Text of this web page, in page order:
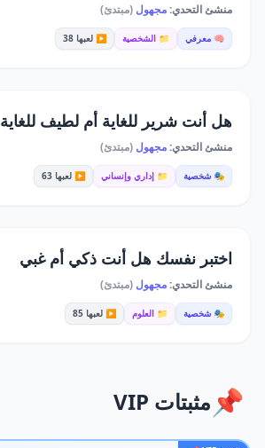
منشئ التحدي:مجهول (مبتدئ)
🧠 معرفي 📁 الشخصية ▶️ لعبها 38
هل أنت شرير للغاية أم لطيف للغاية
منشئ التحدي:مجهول (مبتدئ)
🎭 شخصية 📁 إداري وإنساني ▶️ لعبها 63
اختبر نفسك هل أنت ذكي أم غبي
منشئ التحدي:مجهول (مبتدئ)
🎭 شخصية 📁 العلوم ▶️ لعبها 85
📌 مثبتات VIP